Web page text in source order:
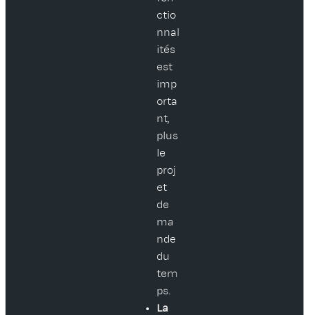
ctio
nnal
ités
est
imp
orta
nt,
plus
le
proj
et
de
ma
nde
du
tem
ps.
La